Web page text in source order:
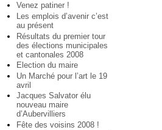
Venez patiner !
Les emplois d’avenir c’est
au présent
Résultats du premier tour
des élections municipales
et cantonales 2008
Election du maire
Un Marché pour l’art le 19
avril
Jacques Salvator élu
nouveau maire
d’Aubervilliers
Fête des voisins 2008 !